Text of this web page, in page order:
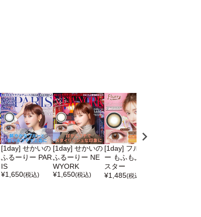
[1day] せかいの
ふるーりー PAR
IS
¥1,650(税込)
[1day] せかいの
ふるーりー NE
WYORK
¥1,650(税込)
[1day] フルーリ
ー もふもふハム
スター
¥1,485(税込)